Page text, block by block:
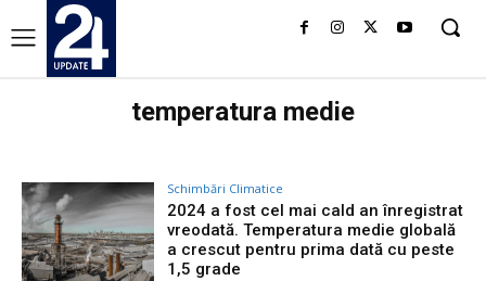
temperatura medie
Schimbări Climatice
2024 a fost cel mai cald an înregistrat
vreodată. Temperatura medie globală
a crescut pentru prima dată cu peste
1,5 grade